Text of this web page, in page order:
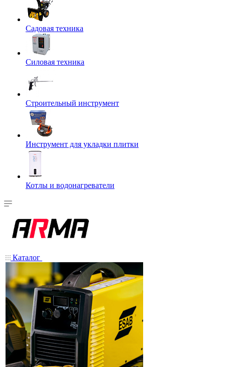
Садовая техника
Силовая техника
Строительный инструмент
Инструмент для укладки плитки
Котлы и водонагреватели
Каталог